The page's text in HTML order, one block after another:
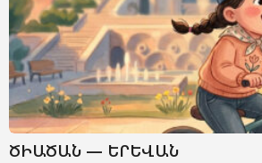
ԾԻԱԾԱՆ — ԵՐԵՎԱՆ